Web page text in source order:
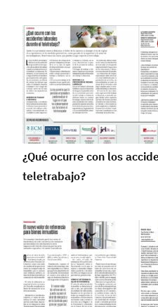
¿Qué ocurre con los
teletrabajo?